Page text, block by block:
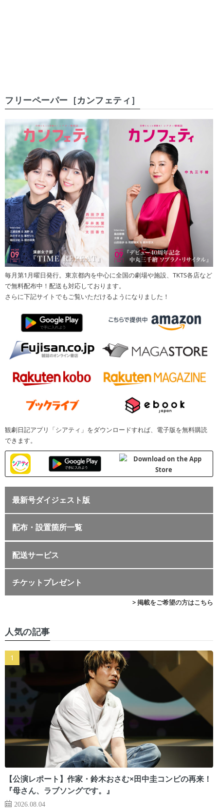
フリーペーパー［カンフェティ］
毎月第1月曜日発行。東京都内を中心に全国の劇場や施設、TKTS各店など
で無料配布中！配送も対応しております。
さらに下記サイトでもご覧いただけるようになりました！
観劇日記アプリ「シアティ」をダウンロードすれば、電子版を無料購読
できます。
最新号ダイジェスト版
配布・設置箇所一覧
配送サービス
チケットプレゼント
> 掲載をご希望の方はこちら
人気の記事
【公演レポート】作家・鈴木おさむ×田中圭コンビの再来！
『母さん、ラブソングです。』
2026.08.04